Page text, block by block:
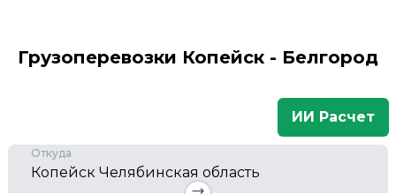
Грузоперевозки Копейск - Белгород
ИИ Расчет
Откуда